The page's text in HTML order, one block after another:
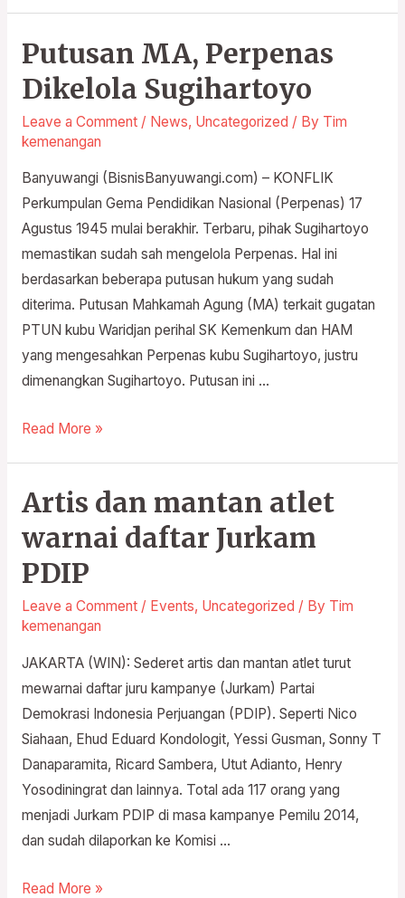
Putusan MA, Perpenas
Dikelola Sugihartoyo
Leave a Comment / News, Uncategorized / By Tim
kemenangan
Banyuwangi (BisnisBanyuwangi.com) – KONFLIK
Perkumpulan Gema Pendidikan Nasional (Perpenas) 17
Agustus 1945 mulai berakhir. Terbaru, pihak Sugihartoyo
memastikan sudah sah mengelola Perpenas. Hal ini
berdasarkan beberapa putusan hukum yang sudah
diterima. Putusan Mahkamah Agung (MA) terkait gugatan
PTUN kubu Waridjan perihal SK Kemenkum dan HAM
yang mengesahkan Perpenas kubu Sugihartoyo, justru
dimenangkan Sugihartoyo. Putusan ini …
Putusan
Perpenas
Dikelola
Sugihartoyo
Read More »
Artis dan mantan atlet
warnai daftar Jurkam
PDIP
Leave a Comment / Events, Uncategorized / By Tim
kemenangan
JAKARTA (WIN): Sederet artis dan mantan atlet turut
mewarnai daftar juru kampanye (Jurkam) Partai
Demokrasi Indonesia Perjuangan (PDIP). Seperti Nico
Siahaan, Ehud Eduard Kondologit, Yessi Gusman, Sonny T
Danaparamita, Ricard Sambera, Utut Adianto, Henry
Yosodiningrat dan lainnya. Total ada 117 orang yang
menjadi Jurkam PDIP di masa kampanye Pemilu 2014,
dan sudah dilaporkan ke Komisi …
Artis
mantan
atlet
warnai
daftar
PDIP
Read More »